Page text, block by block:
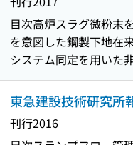
の研究開発 : 鉄道建築
分解促進効果確認 社
用した軽量な遮音構造
現に向けた取組み : 様
の2 目隠し壁の高さお
劣化予測手法の構築と
手法 現場計測データの
ICT施工におけるSFM
2017年12月）
目次高炉スラグ微粉末
を意図した鋼製下地在
システム同定を用いた
慮した建物基礎の液状
化粧吸音材の開発 : 背
取組み : エネルギー消
波シールド測定方法に
東急建設技術研究所
刊行2016